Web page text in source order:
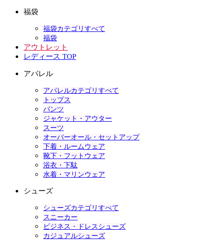
福袋
福袋カテゴリすべて
福袋
アウトレット
レディース TOP
アパレル
アパレルカテゴリすべて
トップス
パンツ
ジャケット・アウター
スーツ
オーバーオール・セットアップ
下着・ルームウェア
靴下・フットウェア
浴衣・下駄
水着・マリンウェア
シューズ
シューズカテゴリすべて
スニーカー
ビジネス・ドレスシューズ
カジュアルシューズ